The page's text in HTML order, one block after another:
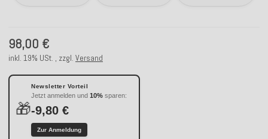
98,00 €
inkl. 19% USt. , zzgl. Versand
🎁
Newsletter Vorteil
Jetzt anmelden und 10% sparen:
-9,80 €
Zur Anmeldung